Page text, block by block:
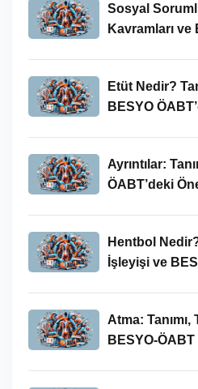
Sosyal
Kavramları ve
Etüt Nedir?
BESYO
Ayrıntılar:
ÖABT’deki
Hentbol
İşleyişi ve
Atma:
BESYO-